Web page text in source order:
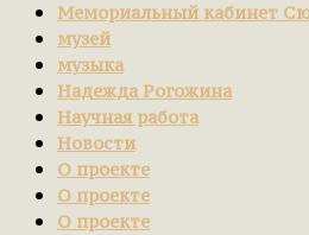
Мемориальный кабинет
музей
музыка
Надежда Рогожина
Научная работа
Новости
О проекте
О проекте
О проекте